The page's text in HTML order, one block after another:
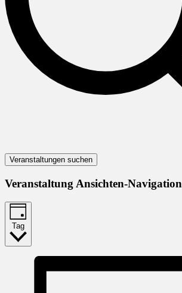
Veranstaltungen suchen
Veranstaltung Ansichten-Navigation
Tag